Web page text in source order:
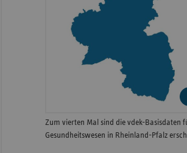
Zum vierten Mal sind die vdek-Basisdaten
Gesundheitswesen in Rheinland-Pfalz